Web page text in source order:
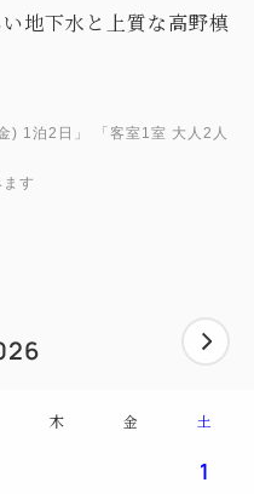
地下水と上質な高野槙
) 1泊2日 」 「 客室1室 大人2人
す
木 金 土
1